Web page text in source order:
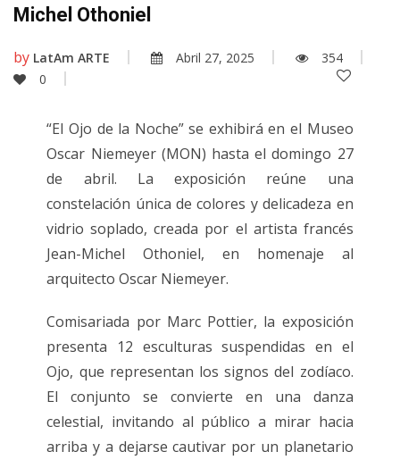
Michel Othoniel
by LatAm ARTE Abril 27, 2025
354
0
“El Ojo de la Noche” se exhibirá en el Museo
Oscar Niemeyer (MON) hasta el domingo 27
de abril. La exposición reúne una
constelación única de colores y delicadeza en
vidrio soplado, creada por el artista francés
Jean-Michel Othoniel, en homenaje al
arquitecto Oscar Niemeyer.
Comisariada por Marc Pottier, la exposición
presenta 12 esculturas suspendidas en el
Ojo, que representan los signos del zodíaco.
El conjunto se convierte en una danza
celestial, invitando al público a mirar hacia
arriba y a dejarse cautivar por un planetario